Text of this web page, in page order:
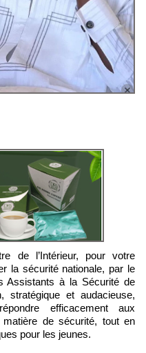
la sécurité nationale, par le
Assistants à la Sécurité de
stratégique et audacieuse,
efficacement aux
de sécurité, tout en
pour les jeunes.